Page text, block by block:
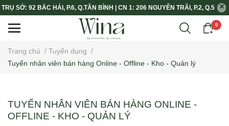
TRỤ SỞ: 92 BẮC HẢI, P.6, Q.TÂN BÌNH | CN 1: 206 NGUYỄN TRÃI, P.2, Q.5
0
Trang chủ / Tuyển dụng /
Tuyển nhân viên bán hàng Online - Offline - Kho - Quản lý
TUYỂN NHÂN VIÊN BÁN HÀNG ONLINE -
OFFLINE - KHO - QUẢN LÝ